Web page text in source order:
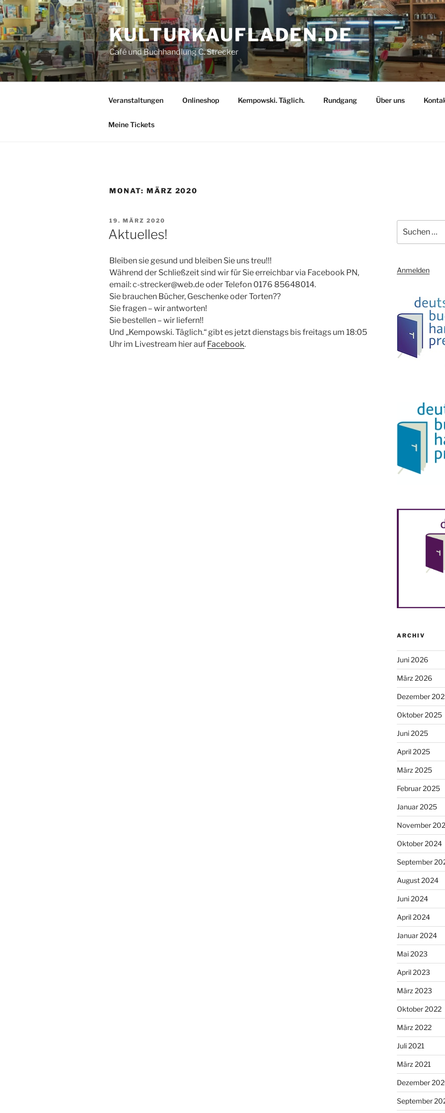
Zum
Inhalt
springen
KULTUR­KAUFLADEN.DE
Café und Buchhandlung C. Strecker
Veranstaltungen Onlineshop Kempowski. Täglich. Rundgang Über uns
Meine Tickets
MONAT: MÄRZ 2020
VERÖFFENTLICHT
AM
19. MÄRZ 2020
Aktuelles!
Bleiben sie gesund und bleiben Sie uns treu!!!
Während der Schließzeit sind wir für Sie erreichbar via Facebook PN,
email: c-strecker@web.de oder Telefon 0176 85648014.
Sie brauchen Bücher, Geschenke oder Torten??
Sie fragen – wir antworten!
Sie bestellen – wir liefern!!
Und „Kempowski. Täglich.“ gibt es jetzt dienstags bis freitags um 18:05
Uhr im Livestream hier auf Facebook.
nach:
Anmelden
ARCHIV
Juni 2026
März 2026
Dezember
Oktober 2025
Juni 2025
April 2025
März 2025
Februar 2025
Januar 2025
November
Oktober 2024
September
August 2024
Juni 2024
April 2024
Januar 2024
Mai 2023
April 2023
März 2023
Oktober 2022
März 2022
Juli 2021
März 2021
Dezember
September